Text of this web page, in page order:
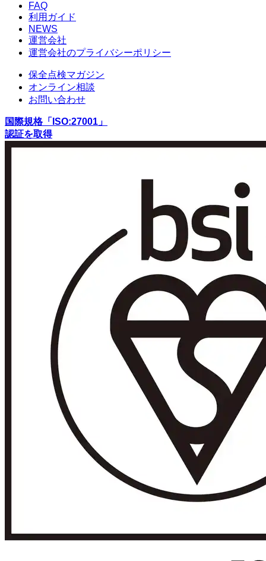
FAQ
利用ガイド
NEWS
運営会社
運営会社のプライバシーポリシー
保全点検マガジン
オンライン相談
お問い合わせ
国際規格「ISO:27001」
認証を取得